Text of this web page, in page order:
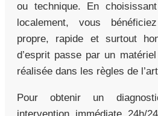
ou technique. En
localement, vous
propre, rapide et surtout
d’esprit passe par un
réalisée dans les règles de
Pour obtenir un